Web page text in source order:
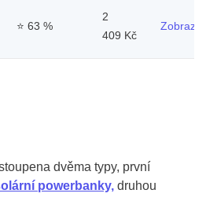
⭐ 63 %
2
409 Kč
Zobrazit
dvěma typy, první
powerbanky, druhou